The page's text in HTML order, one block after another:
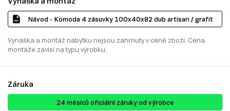
Návod - Komoda 4 zásuvky 100x40x82 dub artisan / grafit
Vynáška a montáž nábytku nejsou zahrnuty v ceně zboží. Cena
montáže závisí na typu výrobku.
Záruka
24 ​​​​měsíců oficiální záruky od výrobce